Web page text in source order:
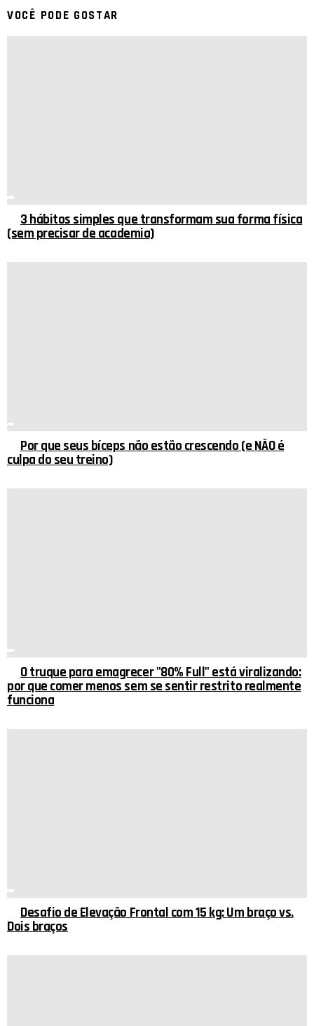
VOCÊ PODE GOSTAR
3 hábitos simples que transformam sua forma física
(sem precisar de academia)
Por que seus bíceps não estão crescendo (e NÃO é
culpa do seu treino)
O truque para emagrecer "80% Full" está viralizando:
por que comer menos sem se sentir restrito realmente
funciona
Desafio de Elevação Frontal com 15 kg: Um braço vs.
Dois braços